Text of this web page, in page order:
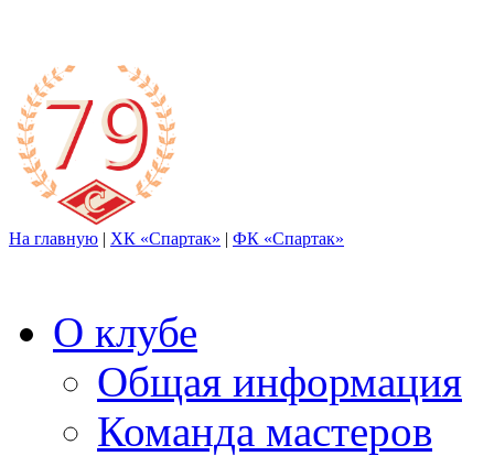
На главную | ХК «Спартак» | ФК «Спартак»
О клубе
Общая информация
Команда мастеров